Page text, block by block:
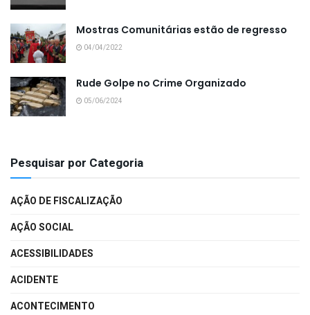
Mostras Comunitárias estão de regresso
04/04/2022
Rude Golpe no Crime Organizado
05/06/2024
Pesquisar por Categoria
AÇÃO DE FISCALIZAÇÃO
AÇÃO SOCIAL
ACESSIBILIDADES
ACIDENTE
ACONTECIMENTO